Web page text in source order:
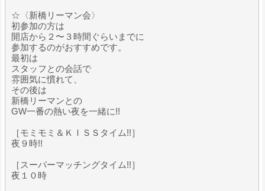
☆〈新橋リーマン会〉
初参加の方は
開店から２〜３時間ぐらいまでに
参加するのがおすすめです。
最初は
スタッフとの会話で
雰囲気に慣れて、
その後は
新橋リーマンとの
GW一番の熱い夜を一緒に!!
［モミモミ＆ＫＩＳＳタイム!!］
夜９時!!
［スーパーマッチングタイム!!］
夜１０時